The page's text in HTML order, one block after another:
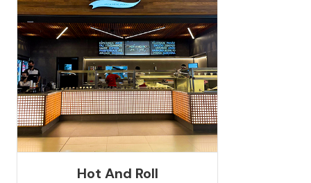
Hot And Roll